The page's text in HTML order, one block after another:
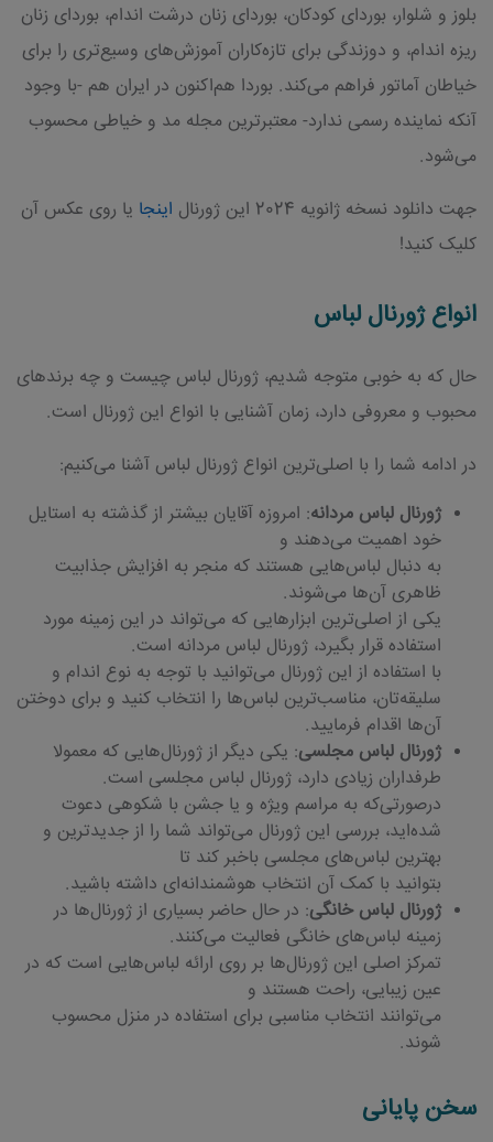
بلوز و شلوار، بوردای کودکان، بوردای زنان درشت اندام، بوردای زنان
ریزه اندام، و دوزندگی برای تازه‌کاران آموزش‌های وسیع‌تری را برای
خیاطان آماتور فراهم می‌کند. بوردا هم‌اکنون در ایران هم -با وجود
آنکه نماینده رسمی ندارد- معتبرترین مجله مد و خیاطی محسوب
می‌شود.
جهت دانلود نسخه ژانویه 2024 این ژورنال
اینجا یا روی عکس آن
کلیک کنید!
انواع ژورنال لباس
حال که به خوبی متوجه شدیم، ژورنال لباس چیست و چه برندهای
محبوب و معروفی دارد، زمان آشنایی با انواع این ژورنال است.
در ادامه شما را با اصلی‌ترین انواع ژورنال لباس آشنا می‌کنیم:
ژورنال لباس مردانه: امروزه آقایان بیشتر از گذشته به استایل
خود اهمیت می‌دهند و
به دنبال لباس‌هایی هستند که منجر به افزایش جذابیت
ظاهری آن‌ها می‌شوند.
یکی از اصلی‌ترین ابزارهایی که می‌تواند در این زمینه مورد
استفاده قرار بگیرد، ژورنال لباس مردانه است.
با استفاده از این ژورنال می‌توانید با توجه به نوع اندام و
سلیقه‌تان، مناسب‌ترین لباس‌ها را انتخاب کنید و برای دوختن
آن‌ها اقدام فرمایید.
ژورنال لباس مجلسی: یکی دیگر از ژورنال‌هایی که معمولا
طرفداران زیادی دارد، ژورنال لباس مجلسی است.
درصورتی‌که به مراسم ویژه و یا جشن با شکوهی دعوت
شده‌اید، بررسی این ژورنال می‌تواند شما را از جدیدترین و
بهترین لباس‌های مجلسی باخبر کند تا
بتوانید با کمک آن انتخاب هوشمندانه‌ای داشته باشید.
ژورنال لباس خانگی: در حال حاضر بسیاری از ژورنال‌ها در
زمینه لباس‌های خانگی فعالیت می‌کنند.
تمرکز اصلی این ژورنال‌ها بر روی ارائه لباس‌هایی است که در
عین زیبایی، راحت هستند و
می‌توانند انتخاب مناسبی برای استفاده در منزل محسوب
شوند.
سخن پایانی